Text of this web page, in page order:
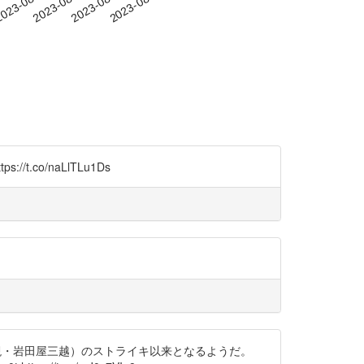
t.co/naLlTLu1Ds
田屋三越）のストライキ以来となるようだ。